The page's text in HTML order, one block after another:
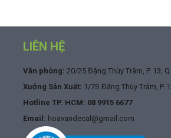
LIÊN HỆ
Văn phòng: 20/25 Đặng Thùy Trâm, P. 13,
Xưởng Sản Xuất: 1/7S Đặng Thùy Trâm, P.
Hotline TP. HCM: 08 9915 6677
Email: hoavandecal@gmail.com